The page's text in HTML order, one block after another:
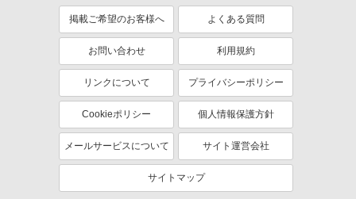
フォークリフト
梱包・仕分け・ピッキング
同じ特徴から求人を探す
未経験歓迎
大学生歓迎
ミドル（40代～）活躍中
短期（3ヶ月以内）
週1日勤務OK
短時間勤務（1日4h以内）OK
服装自由
副業・WワークOK
掲載ご希望のお客様へ よくある質問
お問い合わせ 利用規約
リンクについて プライバシーポリシー
Cookieポリシー 個人情報保護方針
メールサービスについて サイト運営会社
サイトマップ